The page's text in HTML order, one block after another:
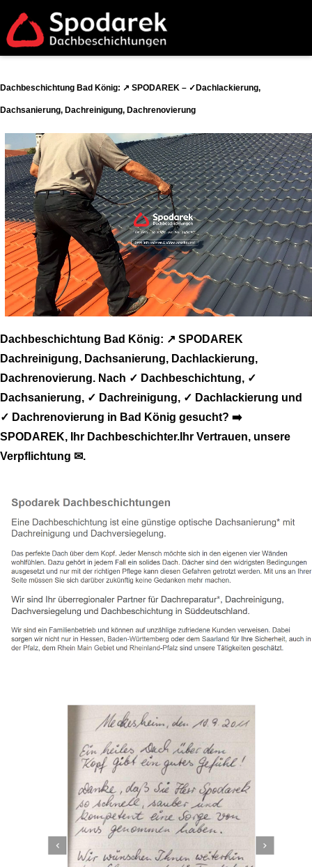
Dachbeschichtung Bad König: ↗️ SPODAREK – ✓Dachlackierung,
Dachsanierung, Dachreinigung, Dachrenovierung
Dachbeschichtung Bad König: ↗️ SPODAREK
Dachreinigung, Dachsanierung, Dachlackierung,
Dachrenovierung. Nach ✓ Dachbeschichtung, ✓
Dachsanierung, ✓ Dachreinigung, ✓ Dachlackierung und
✓ Dachrenovierung in Bad König gesucht? ➡️
SPODAREK, Ihr Dachbeschichter.Ihr Vertrauen, unsere
Verpflichtung ✉.